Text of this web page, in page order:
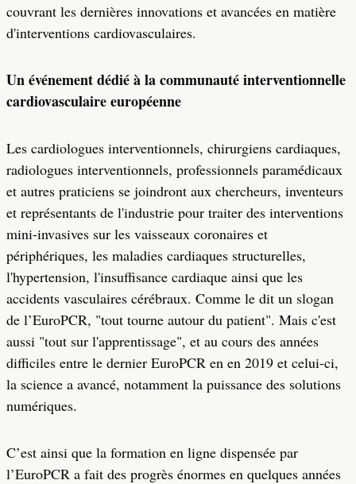
couvrant les dernières innovations et avancées en matière
d'interventions cardiovasculaires.
Un événement dédié à la communauté interventionnelle
cardiovasculaire européenne
Les cardiologues interventionnels, chirurgiens cardiaques,
radiologues interventionnels, professionnels paramédicaux
et autres praticiens se joindront aux chercheurs, inventeurs
et représentants de l'industrie pour traiter des interventions
mini-invasives sur les vaisseaux coronaires et
périphériques, les maladies cardiaques structurelles,
l'hypertension, l'insuffisance cardiaque ainsi que les
accidents vasculaires cérébraux. Comme le dit un slogan
de l’EuroPCR, "tout tourne autour du patient". Mais c'est
aussi "tout sur l'apprentissage", et au cours des années
difficiles entre le dernier EuroPCR en en 2019 et celui-ci,
la science a avancé, notamment la puissance des solutions
numériques.
C’est ainsi que la formation en ligne dispensée par
l’EuroPCR a fait des progrès énormes en quelques années